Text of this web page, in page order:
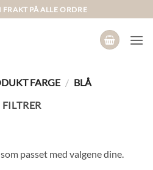
FRAKT PÅ ALLE ORDRE
FARGE / BLÅ
FILTRER
passet med valgene dine.